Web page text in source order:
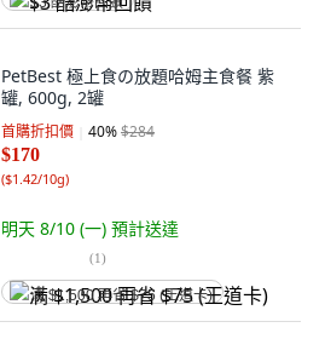
PetBest 極上食の放題哈姆主食餐 紫
罐, 600g, 2罐
首購折扣價 40%$284
$170
($1.42/10g)
明天 8/10 (一) 預計送達
(1)
满 $1,500 再省 $75 (王道卡)